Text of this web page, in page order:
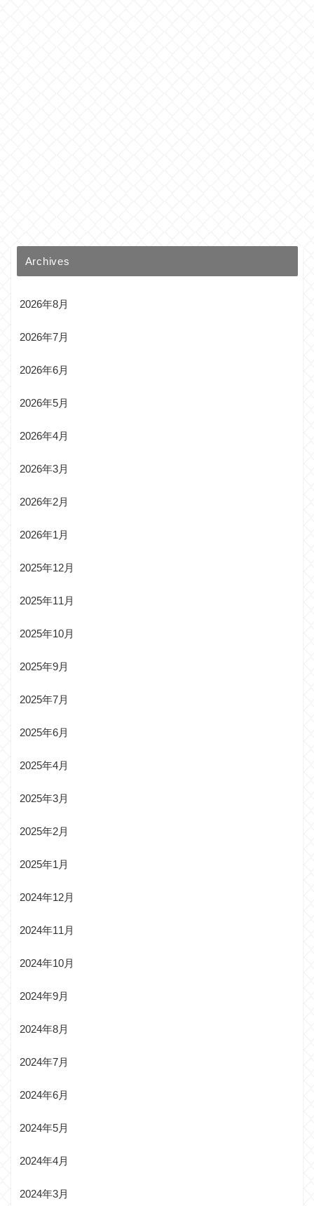
Archives
2026年8月
2026年7月
2026年6月
2026年5月
2026年4月
2026年3月
2026年2月
2026年1月
2025年12月
2025年11月
2025年10月
2025年9月
2025年7月
2025年6月
2025年4月
2025年3月
2025年2月
2025年1月
2024年12月
2024年11月
2024年10月
2024年9月
2024年8月
2024年7月
2024年6月
2024年5月
2024年4月
2024年3月